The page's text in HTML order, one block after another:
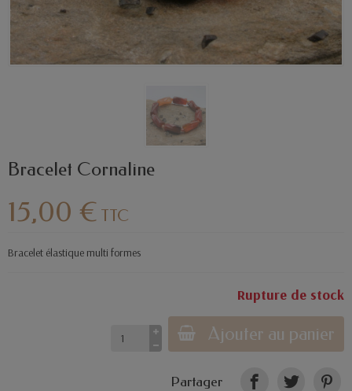
Bracelet Cornaline
15,00 € TTC
Bracelet élastique multi formes
Rupture de stock
Ajouter au panier
Partager